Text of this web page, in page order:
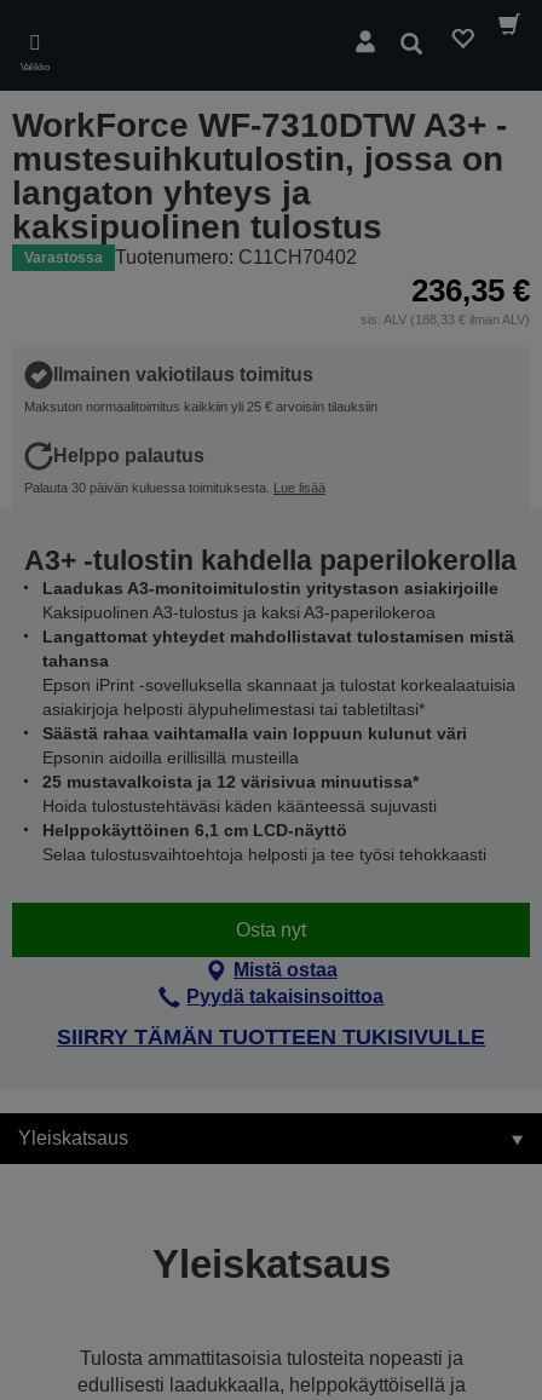
main
content
Valikko
Hae
WorkForce WF-7310DTW A3+ -
mustesuihkutulostin, jossa on
langaton yhteys ja
kaksipuolinen tulostus
Varastossa Tuotenumero: C11CH70402
236,35 €
sis. ALV (188,33 € ilman ALV)
Ilmainen vakiotilaus toimitus
Maksuton normaalitoimitus kaikkiin yli 25 € arvoisiin tilauksiin
Helppo palautus
Palauta 30 päivän kuluessa toimituksesta. Lue lisää
A3+ -tulostin kahdella paperilokerolla
Laadukas A3-monitoimitulostin yritystason asiakirjoille
Kaksipuolinen A3-tulostus ja kaksi A3-paperilokeroa
Langattomat yhteydet mahdollistavat tulostamisen mistä
tahansa
Epson iPrint -sovelluksella skannaat ja tulostat korkealaatuisia
asiakirjoja helposti älypuhelimestasi tai tabletiltasi*
Säästä rahaa vaihtamalla vain loppuun kulunut väri
Epsonin aidoilla erillisillä musteilla
25 mustavalkoista ja 12 värisivua minuutissa*
Hoida tulostustehtäväsi käden käänteessä sujuvasti
Helppokäyttöinen 6,1 cm LCD-näyttö
Selaa tulostusvaihtoehtoja helposti ja tee työsi tehokkaasti
Osta nyt
Mistä ostaa
Pyydä takaisinsoittoa
SIIRRY TÄMÄN TUOTTEEN TUKISIVULLE
Yleiskatsaus
Yleiskatsaus
Tulosta ammattitasoisia tulosteita nopeasti ja
edullisesti laadukkaalla, helppokäyttöisellä ja